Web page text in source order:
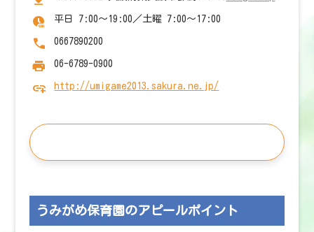
平日 7:00～19:00／土曜 7:00～17:00
0667890200
06-6789-0900
http://umigame2013.sakura.ne.jp/
うみがめ保育園のアピールポイント